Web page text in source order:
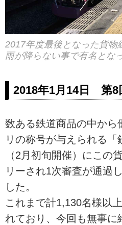
2017年度最後となった貨物
雨が降らない事で有名とな
2018年1月14日 第8
数ある鉄道商品の中から
リの称号が与えられる「
（2月初旬開催）にこの
リーされ1次審査が通過
した。
これまで計1,130名様以
れており、今回も無事に